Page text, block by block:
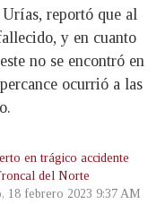
reportó que al
y en cuanto
no se encontró en
ocurrió a las
en trágico accidente
del Norte
18 febrero 2023 9:37 AM